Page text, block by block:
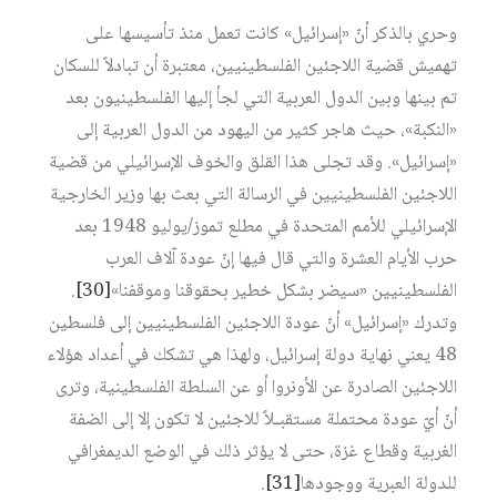
وحري بالذكر أنّ «إسرائيل» كانت تعمل منذ تأسيسها على
تهميش قضية اللاجئين الفلسطينيين، معتبرة أن تبادلاً للسكان
تم بينها وبين الدول العربية التي لجأ إليها الفلسطينيون بعد
«النكبة»، حيث هاجر كثير من اليهود من الدول العربية إلى
«إسرائيل». وقد تجلى هذا القلق والخوف الإسرائيلي من قضية
اللاجئين الفلسطينيين في الرسالة التي بعث بها وزير الخارجية
الإسرائيلي للأمم المتحدة في مطلع تموز/يوليو 1948 بعد
حرب الأيام العشرة والتي قال فيها إنّ عودة آلاف العرب
الفلسطينيين «سيضر بشكل خطير بحقوقنا وموقفنا»[30]
.
وتدرك «إسرائيل» أنّ عودة اللاجئين الفلسطينيين إلى فلسطين
48 يعني نهاية دولة إسرائيل، ولهذا هي تشكك في أعداد هؤلاء
اللاجئين الصادرة عن الأونروا أو عن السلطة الفلسطينية، وترى
أنّ أيّ عودة محتملة مستقبـلاً للاجئين لا تكون إلا إلى الضفة
الغربية وقطاع غزة، حتى لا يؤثر ذلك في الوضع الديمغرافي
للدولة العبرية ووجودها[31]
.